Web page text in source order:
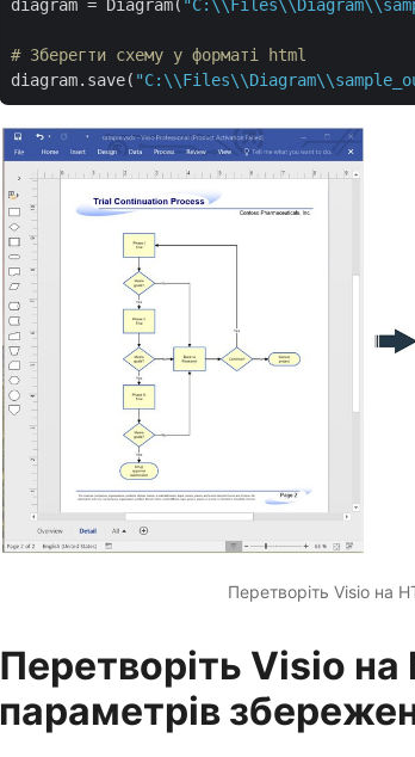
diagram = Diagram(
# Зберегти схему у форматі html
diagram.save(
Перетворіть Visio на
Перетворіть Visio
параметрів